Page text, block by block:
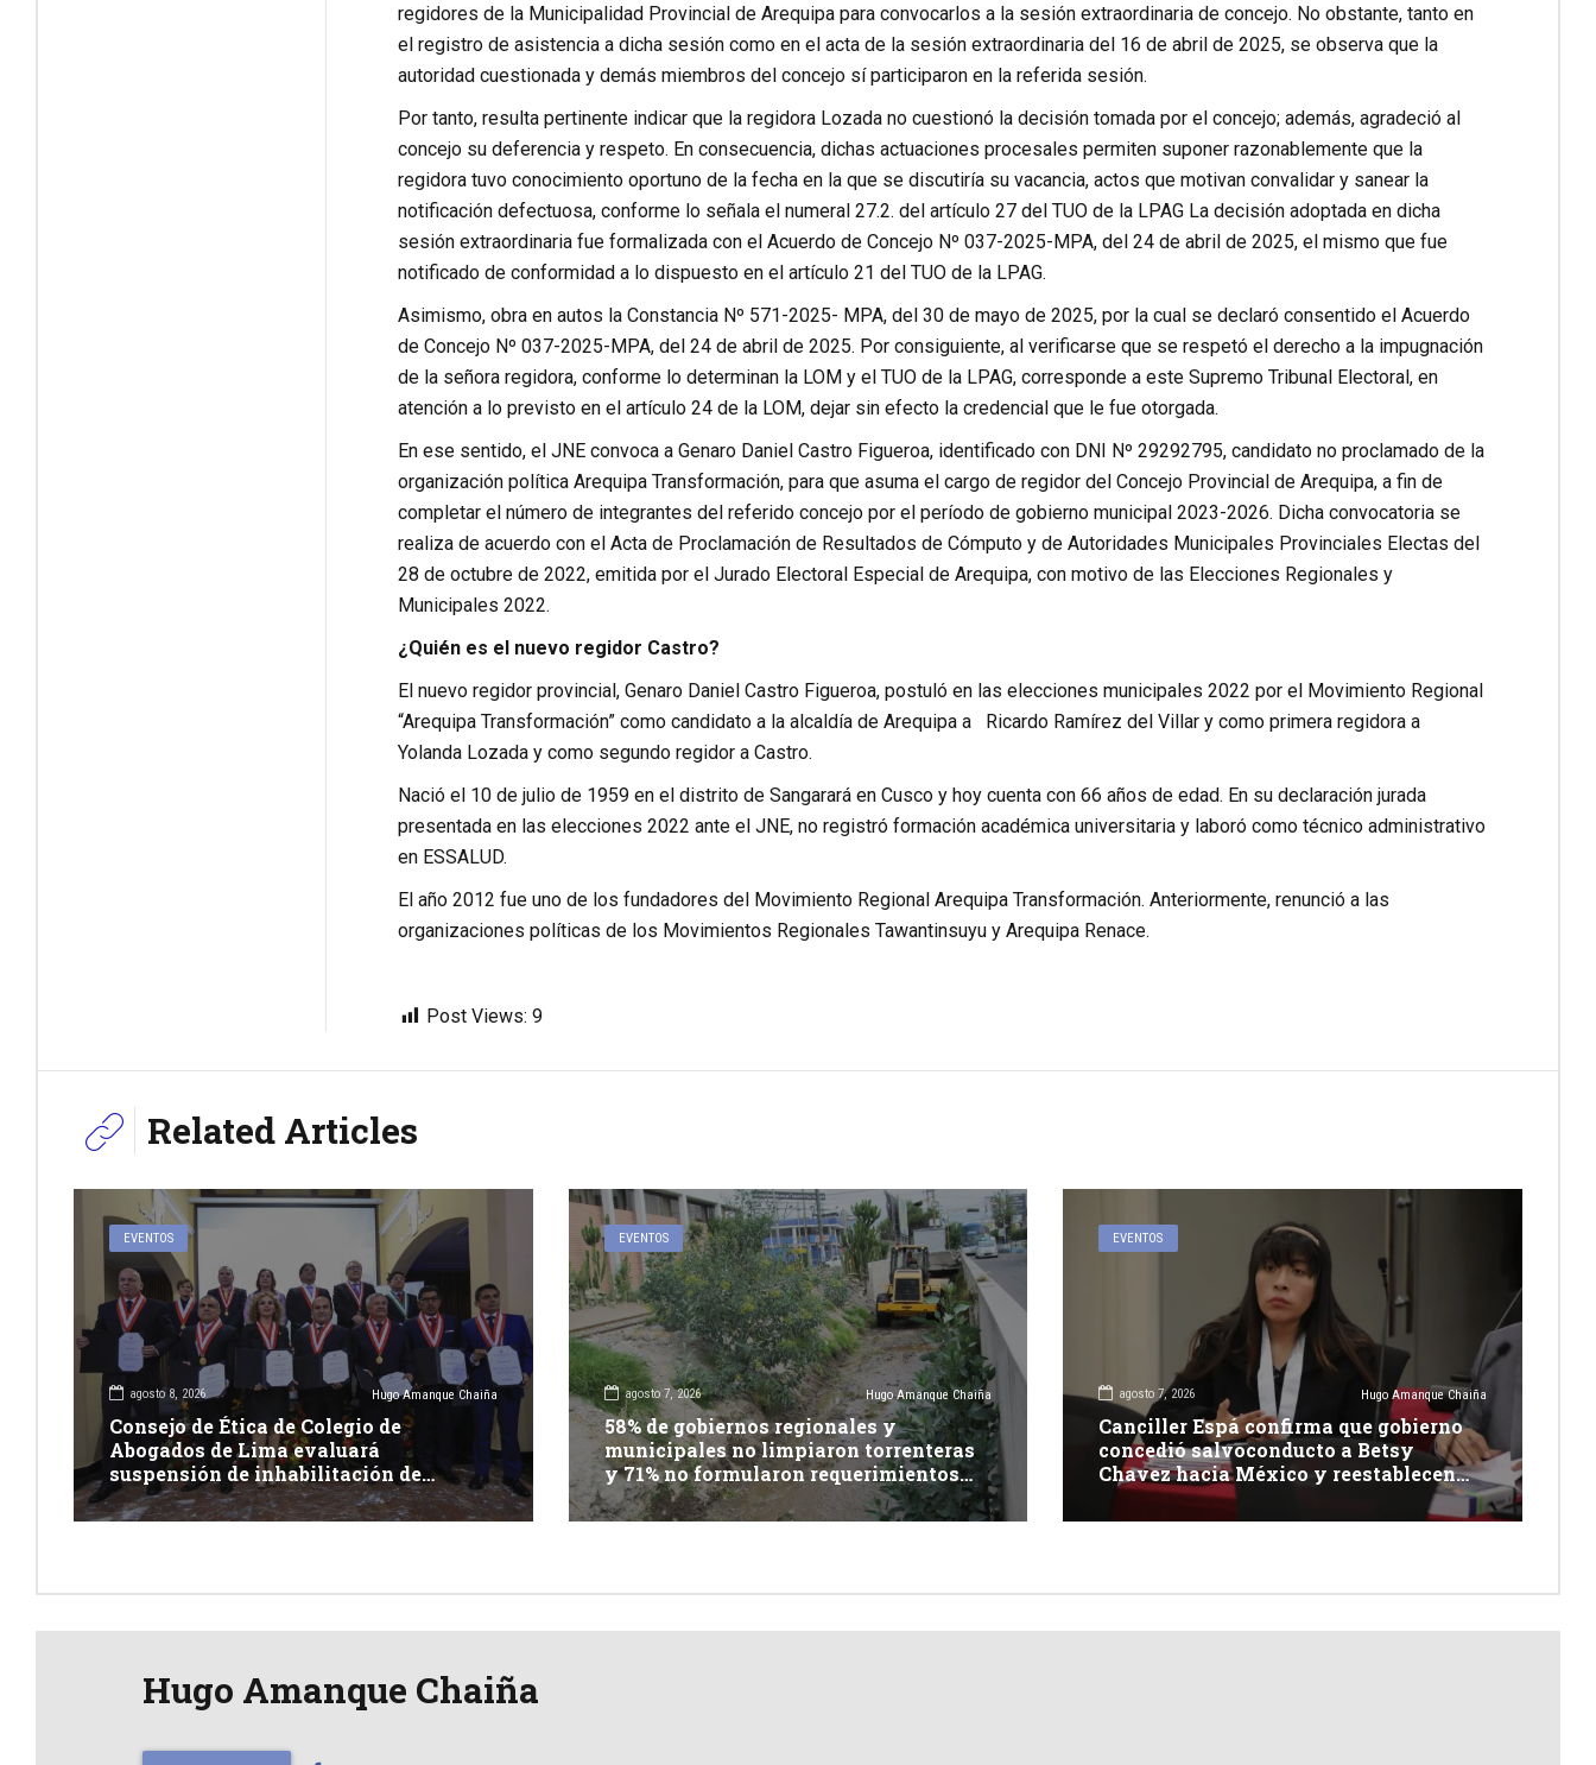
regidores de la Municipalidad Provincial de Arequipa para convocarlos a la sesión extraordinaria de concejo. No obstante, tanto en
el registro de asistencia a dicha sesión como en el acta de la sesión extraordinaria del 16 de abril de 2025, se observa que la
autoridad cuestionada y demás miembros del concejo sí participaron en la referida sesión.
Por tanto, resulta pertinente indicar que la regidora Lozada no cuestionó la decisión tomada por el concejo; además, agradeció al
concejo su deferencia y respeto. En consecuencia, dichas actuaciones procesales permiten suponer razonablemente que la
regidora tuvo conocimiento oportuno de la fecha en la que se discutiría su vacancia, actos que motivan convalidar y sanear la
notificación defectuosa, conforme lo señala el numeral 27.2. del artículo 27 del TUO de la LPAG La decisión adoptada en dicha
sesión extraordinaria fue formalizada con el Acuerdo de Concejo Nº 037-2025-MPA, del 24 de abril de 2025, el mismo que fue
notificado de conformidad a lo dispuesto en el artículo 21 del TUO de la LPAG.
Asimismo, obra en autos la Constancia Nº 571-2025- MPA, del 30 de mayo de 2025, por la cual se declaró consentido el Acuerdo
de Concejo Nº 037-2025-MPA, del 24 de abril de 2025. Por consiguiente, al verificarse que se respetó el derecho a la impugnación
de la señora regidora, conforme lo determinan la LOM y el TUO de la LPAG, corresponde a este Supremo Tribunal Electoral, en
atención a lo previsto en el artículo 24 de la LOM, dejar sin efecto la credencial que le fue otorgada.
En ese sentido, el JNE convoca a Genaro Daniel Castro Figueroa, identificado con DNI Nº 29292795, candidato no proclamado de la
organización política Arequipa Transformación, para que asuma el cargo de regidor del Concejo Provincial de Arequipa, a fin de
completar el número de integrantes del referido concejo por el período de gobierno municipal 2023-2026. Dicha convocatoria se
realiza de acuerdo con el Acta de Proclamación de Resultados de Cómputo y de Autoridades Municipales Provinciales Electas del
28 de octubre de 2022, emitida por el Jurado Electoral Especial de Arequipa, con motivo de las Elecciones Regionales y
Municipales 2022.
¿Quién es el nuevo regidor Castro?
El nuevo regidor provincial, Genaro Daniel Castro Figueroa, postuló en las elecciones municipales 2022 por el Movimiento Regional
“Arequipa Transformación” como candidato a la alcaldía de Arequipa a Ricardo Ramírez del Villar y como primera regidora a
Yolanda Lozada y como segundo regidor a Castro.
Nació el 10 de julio de 1959 en el distrito de Sangarará en Cusco y hoy cuenta con 66 años de edad. En su declaración jurada
presentada en las elecciones 2022 ante el JNE, no registró formación académica universitaria y laboró como técnico administrativo
en ESSALUD.
El año 2012 fue uno de los fundadores del Movimiento Regional Arequipa Transformación. Anteriormente, renunció a las
organizaciones políticas de los Movimientos Regionales Tawantinsuyu y Arequipa Renace.
Post Views: 9
Related Articles
EVENTOS
agosto 8, 2026 Hugo Amanque Chaiña
Consejo de Ética de Colegio de
Abogados de Lima evaluará
suspensión de inhabilitación de
integrantes de Junta Nacional de
Justicia
EVENTOS
agosto 7, 2026 Hugo Amanque Chaiña
58% de gobiernos regionales y
municipales no limpiaron torrenteras
y 71% no formularon requerimientos
presupuestales afirma informe de
Contraloría
EVENTOS
agosto 7, 2026 Hugo Amanque Chaiña
Canciller Espá confirma que gobierno
concedió salvoconducto a Betsy
Chavez hacia México y reestablecen
relaciones con dicho país
Hugo Amanque Chaiña